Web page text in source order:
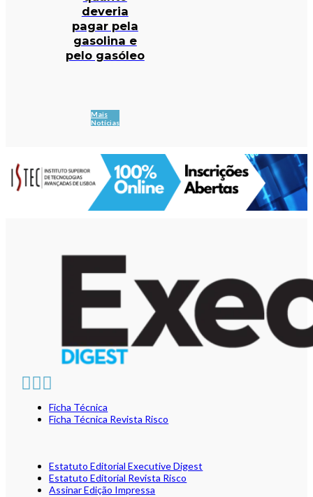
deveria
pagar pela
gasolina e
pelo gasóleo
Mais
Notícias
Ficha Técnica
Ficha Técnica Revista Risco
Estatuto Editorial Executive Digest
Estatuto Editorial Revista Risco
Assinar Edição Impressa